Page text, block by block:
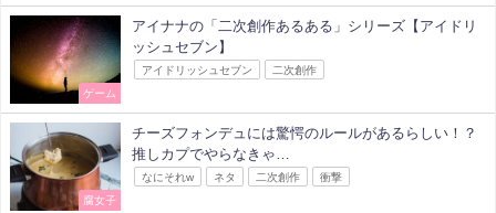
ゲーム
アイナナの「二次創作あるある」シリーズ【アイドリ
ッシュセブン】
アイドリッシュセブン 二次創作
腐女子
チーズフォンデュには驚愕のルールがあるらしい！？
推しカプでやらなきゃ…
なにそれw ネタ 二次創作 衝撃